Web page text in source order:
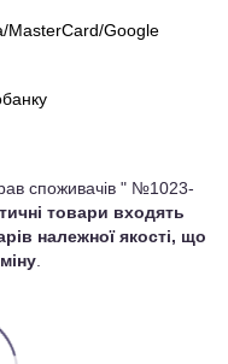
MasterCard/Google
споживачів " №1023-
товари входять
належної якості, що